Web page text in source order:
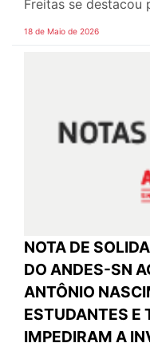
Freitas se destacou
18 de Maio de 2026
NOTA DE
DO ANDES-SN
ANTÔNIO
ESTUDANTES E
IMPEDIRAM A